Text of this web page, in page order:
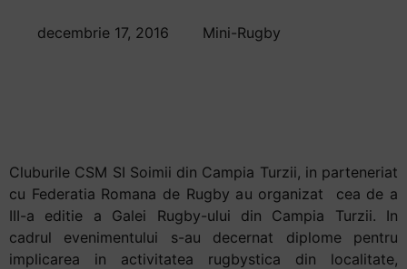
Accessibility
screen
reader,
press
"Ctrl
decembrie 17, 2016 Mini-Rugby
Cluburile CSM SI Soimii din Campia Turzii, in parteneriat
cu Federatia Romana de Rugby au organizat cea de a
III-a editie a Galei Rugby-ului din Campia Turzii. In
cadrul evenimentului s-au decernat diplome pentru
implicarea in activitatea rugbystica din localitate,